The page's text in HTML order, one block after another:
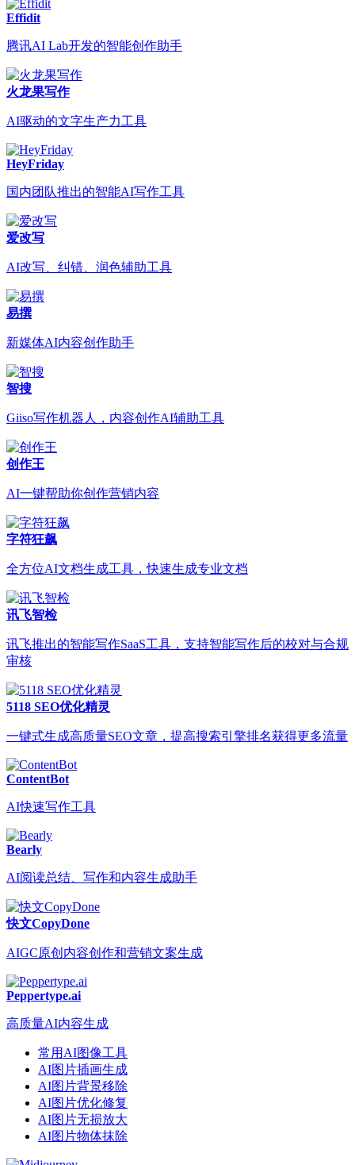
Effidit
腾讯AI Lab开发的智能创作助手
火龙果写作
AI驱动的文字生产力工具
HeyFriday
国内团队推出的智能AI写作工具
爱改写
AI改写、纠错、润色辅助工具
易撰
新媒体AI内容创作助手
智搜
Giiso写作机器人，内容创作AI辅助工具
创作王
AI一键帮助你创作营销内容
字符狂飙
全方位AI文档生成工具，快速生成专业文档
讯飞智检
讯飞推出的智能写作SaaS工具，支持智能写作后的校对与合规
审核
5118 SEO优化精灵
一键式生成高质量SEO文章，提高搜索引擎排名获得更多流量
ContentBot
AI快速写作工具
Bearly
AI阅读总结、写作和内容生成助手
快文CopyDone
AIGC原创内容创作和营销文案生成
Peppertype.ai
高质量AI内容生成
常用AI图像工具
AI图片插画生成
AI图片背景移除
AI图片优化修复
AI图片无损放大
AI图片物体抹除